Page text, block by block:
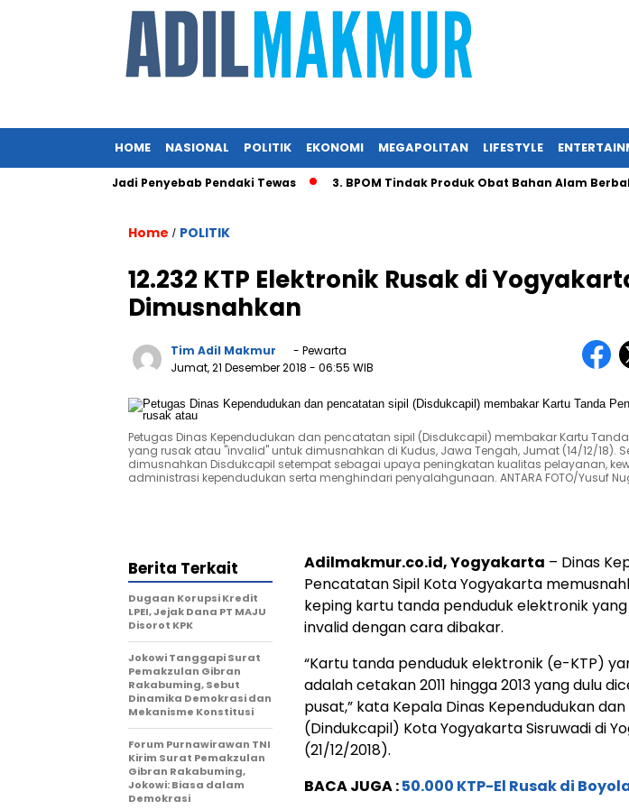
HOME NASIONAL POLITIK EKONOMI MEGAPOLITAN LIFESTYLE
Diduga Jadi Penyebab Pendaki Tewas 3. BPOM Tindak Produk Obat Bahan Alam
Home / POLITIK
12.232 KTP Elektronik Rusak di
Dimusnahkan
Tim Adil Makmur
- Pewarta
Jumat, 21 Desember 2018 - 06:55 WIB
Petugas Dinas Kependudukan dan pencatatan sipil (Disdukcapil) membakar Kartu Tanda
yang rusak atau "invalid" untuk dimusnahkan di Kudus, Jawa Tengah, Jumat (14/12/18).
dimusnahkan Disdukcapil setempat sebagai upaya peningkatan kualitas pelayanan,
administrasi kependudukan serta menghindari penyalahgunaan. ANTARA FOTO/Yusuf
Adilmakmur.co.id, Yogyakarta – Dinas
Pencatatan Sipil Kota Yogyakarta
keping kartu tanda penduduk elektronik
invalid dengan cara dibakar.
“Kartu tanda penduduk elektronik (e-KTP)
adalah cetakan 2011 hingga 2013 yang dulu
pusat,” kata Kepala Dinas Kependudukan
(Dindukcapil) Kota Yogyakarta Sisruwadi di
(21/12/2018).
BACA JUGA :50.000 KTP-El Rusak di
Berita Terkait
Dugaan Korupsi Kredit
LPEI, Jejak Dana PT MAJU
Disorot KPK
Jokowi Tanggapi Surat
Pemakzulan Gibran
Rakabuming, Sebut
Dinamika Demokrasi dan
Mekanisme Konstitusi
Forum Purnawirawan TNI
Kirim Surat Pemakzulan
Gibran Rakabuming,
Jokowi: Biasa dalam
Demokrasi